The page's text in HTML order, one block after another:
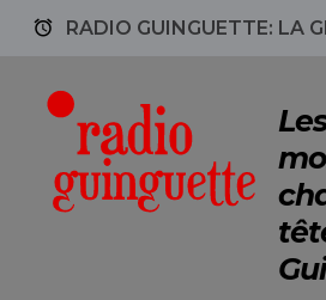
access_alarm RADIO GUINGUETTE: LA